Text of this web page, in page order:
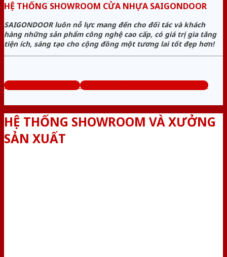
HỆ THỐNG SHOWROOM CỬA NHỰA SAIGONDOOR
SAIGONDOOR luôn nỗ lực mang đến cho đối tác và khách
hàng những sản phẩm công nghệ cao cấp, có giá trị gia tăng
tiện ích, sáng tạo cho cộng đồng một tương lai tốt đẹp hơn!
www.bancuanhua.com Tổng đài tư vấn miễn phí: 0824.400.400
HỆ THỐNG SHOWROOM VÀ XƯỞNG
SẢN XUẤT